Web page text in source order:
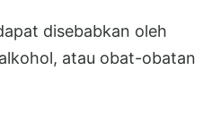
disebabkan oleh
atau obat-obatan